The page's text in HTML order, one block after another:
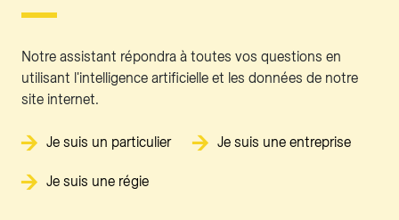
Notre assistant répondra à toutes vos questions en
utilisant l'intelligence artificielle et les données de notre
site internet.
Je suis un particulier Je suis une entreprise
Je suis une régie